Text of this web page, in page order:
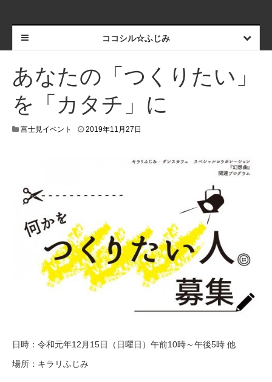
ココシル☆ふじみ
あなたの「つくりたい」
を「カタチ」に
富士見イベント 2019年11月27日
9
日
日時：令和元年12月15日（日曜日）午前10時～午後5時 他
場所：キラリふじみ